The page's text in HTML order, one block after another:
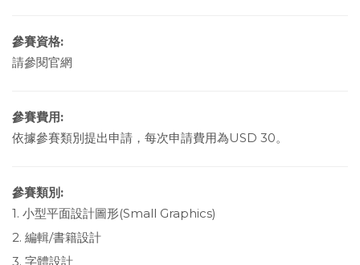
參賽資格:
請參閱官網
參賽費用:
依據參賽類別提出申請，每次申請費用為USD 30。
參賽類別:
1. 小型平面設計圖形(Small Graphics)
2. 編輯/書籍設計
3. 字體設計